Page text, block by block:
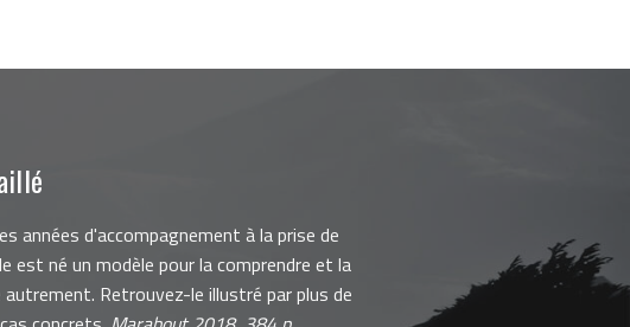
années d'accompagnement à la prise de
est né un modèle pour la comprendre et la
autrement. Retrouvez-le illustré par plus de